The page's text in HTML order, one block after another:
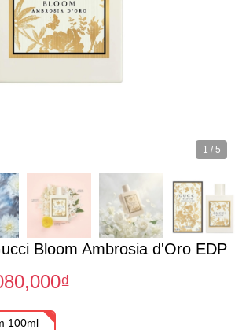
1 / 5
Bloom Ambrosia d'Oro EDP
100ml